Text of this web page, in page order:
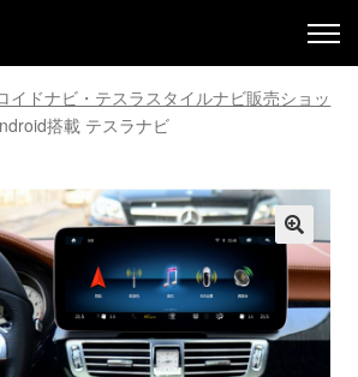
イドナビ・テスラスタイルナビ販売ショッ
搭載 テスラナビ